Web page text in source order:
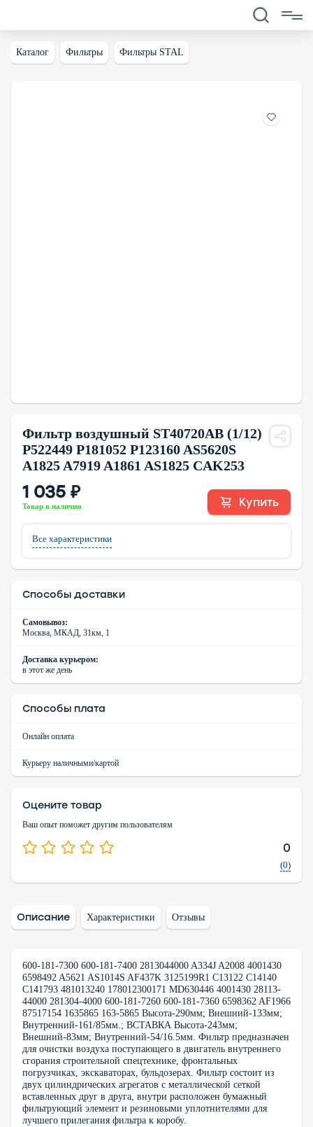
Каталог Фильтры Фильтры STAL
Фильтр воздушный ST40720AB (1/12)
P522449 P181052 P123160 AS5620S
A1825 A7919 A1861 AS1825 CAK253
Все характеристики
1 035 ₽
Товар в наличии Купить
Способы доставки
Самовывоз:
Москва, МКАД, 31км, 1
Доставка курьером:
в этот же день
Способы плата
Онлайн оплата
Курьеру наличными/картой
Оцените товар
Ваш опыт поможет другим пользователям
0
(0)
Описание Характеристики Отзывы
600-181-7300 600-181-7400 2813044000 A334J A2008 4001430
6598492 A5621 AS1014S AF437K 3125199R1 C13122 C14140
C141793 481013240 178012300171 MD630446 4001430 28113-
44000 281304-4000 600-181-7260 600-181-7360 6598362 AF1966
87517154 1635865 163-5865 Высота-290мм; Внешний-133мм;
Внутренний-161/85мм.; ВСТАВКА Высота-243мм;
Внешний-83мм; Внутренний-54/16.5мм. Фильтр предназначен
для очистки воздуха поступающего в двигатель внутреннего
сгорания строительной спецтехнике, фронтальных
погрузчиках, экскаваторах, бульдозерах. Фильтр состоит из
двух цилиндрических агрегатов с металлической сеткой
вставленных друг в друга, внутри расположен бумажный
фильтрующий элемент и резиновыми уплотнителями для
лучшего прилегания фильтра к коробу.